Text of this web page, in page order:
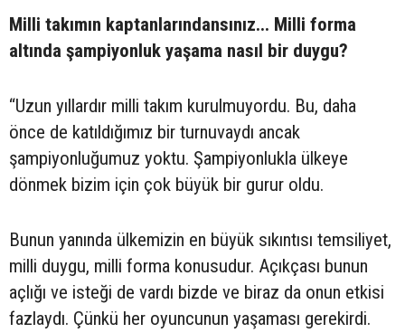
Milli takımın kaptanlarındansınız... Milli forma
altında şampiyonluk yaşama nasıl bir duygu?
“Uzun yıllardır milli takım kurulmuyordu. Bu, daha
önce de katıldığımız bir turnuvaydı ancak
şampiyonluğumuz yoktu. Şampiyonlukla ülkeye
dönmek bizim için çok büyük bir gurur oldu.
Bunun yanında ülkemizin en büyük sıkıntısı temsiliyet,
milli duygu, milli forma konusudur. Açıkçası bunun
açlığı ve isteği de vardı bizde ve biraz da onun etkisi
fazlaydı. Çünkü her oyuncunun yaşaması gerekirdi.